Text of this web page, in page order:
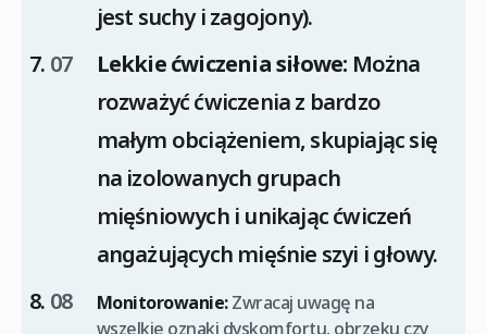
jest suchy i zagojony).
Lekkie ćwiczenia siłowe: Można
rozważyć ćwiczenia z bardzo
małym obciążeniem, skupiając się
na izolowanych grupach
mięśniowych i unikając ćwiczeń
angażujących mięśnie szyi i głowy.
Monitorowanie:Zwracaj uwagę na
wszelkie oznaki dyskomfortu, obrzęku czy